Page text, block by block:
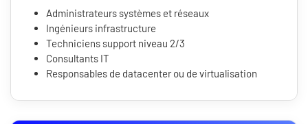
Administrateurs systèmes et réseaux
Ingénieurs infrastructure
Techniciens support niveau 2/3
Consultants IT
Responsables de datacenter ou de virtualisation